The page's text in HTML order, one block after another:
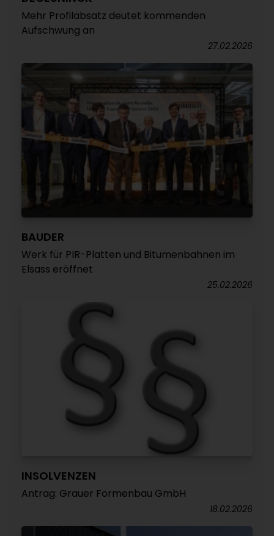
Mehr Profilabsatz deutet kommenden
Aufschwung an
27.02.2026
BAUDER
Werk für PIR-Platten und Bitumenbahnen im
Elsass eröffnet
25.02.2026
INSOLVENZEN
Antrag: Grauer Formenbau GmbH
18.02.2026